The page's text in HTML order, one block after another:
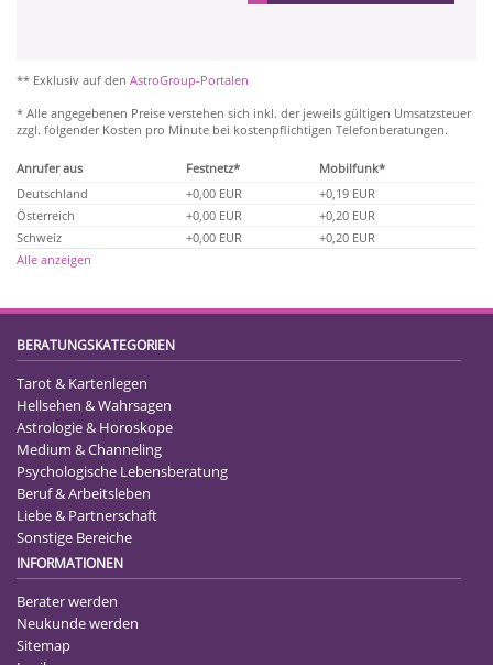
** Exklusiv auf den AstroGroup-Portalen
* Alle angegebenen Preise verstehen sich inkl. der jeweils gültigen Umsatzsteuer
zzgl. folgender Kosten pro Minute bei kostenpflichtigen Telefonberatungen.
Anrufer aus Festnetz*
Mobilfunk*
Deutschland
+0,00 EUR
+0,19 EUR
Österreich
+0,00 EUR
+0,20 EUR
Schweiz
+0,00 EUR
+0,20 EUR
Alle anzeigen
BERATUNGSKATEGORIEN
Tarot & Kartenlegen
Hellsehen & Wahrsagen
Astrologie & Horoskope
Medium & Channeling
Psychologische Lebensberatung
Beruf & Arbeitsleben
Liebe & Partnerschaft
Sonstige Bereiche
INFORMATIONEN
Berater werden
Neukunde werden
Sitemap